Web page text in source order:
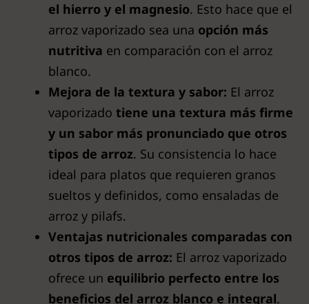
el hierro y el magnesio. Esto hace que el
arroz vaporizado sea una opción más
nutritiva en comparación con el arroz
blanco.
Mejora de la textura y sabor: El arroz
vaporizado tiene una textura más firme
y un sabor más pronunciado que otros
tipos de arroz. Su consistencia lo hace
ideal para platos que requieren granos
sueltos y definidos, como ensaladas de
arroz y pilafs.
Ventajas nutricionales comparadas con
otros tipos de arroz: El arroz vaporizado
ofrece un equilibrio perfecto entre los
beneficios del arroz blanco e integral.